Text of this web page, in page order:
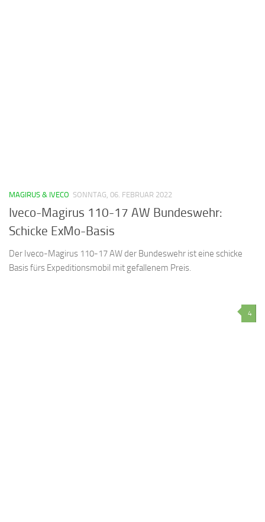
MAGIRUS & IVECO SONNTAG, 06. FEBRUAR 2022
Iveco-Magirus 110-17 AW Bundeswehr:
Schicke ExMo-Basis
Der Iveco-Magirus 110-17 AW der Bundeswehr ist eine schicke
Basis fürs Expeditionsmobil mit gefallenem Preis.
4